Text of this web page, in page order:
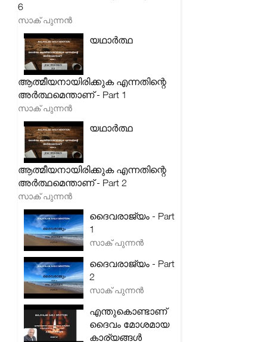
6
സാക് പുന്നൻ
യഥാർത്ഥ
ആത്മീയനായിരിക്കുക എന്നതിന്റെ
അർത്ഥമെന്താണ് - Part 1
സാക് പുന്നൻ
യഥാർത്ഥ
ആത്മീയനായിരിക്കുക എന്നതിന്റെ
അർത്ഥമെന്താണ് - Part 2
സാക് പുന്നൻ
ദൈവരാജ്യം - Part
1
സാക് പുന്നൻ
ദൈവരാജ്യം - Part
2
സാക് പുന്നൻ
എന്തുകൊണ്ടാണ്
ദൈവം മോശമായ
കാര്യങ്ങൾ